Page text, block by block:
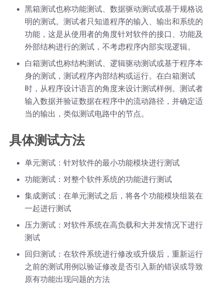
黑箱测试也称功能测试、数据驱动测试或基于规格说
明的测试。测试者只知道程序的输入、输出和系统的
功能，这是从使用者的角度针对软件的接口、功能及
外部结构进行的测试，不考虑程序内部实现逻辑。
白箱测试也称结构测试、逻辑驱动测试或基于程序本
身的测试，测试程序内部结构或运行。在白箱测试
时，从程序设计语言的角度来设计测试样例。测试者
输入数据并验证数据在程序中的流动路径，并确定适
当的输出，类似测试电路中的节点。
具体测试方法
单元测试：针对软件的最小功能模块进行测试
功能测试：对整个软件系统的功能进行测试
集成测试：在单元测试之后，将各个功能模块组装在
一起进行测试
压力测试：对软件系统在高负载和大并发情况下进行
测试
回归测试：在软件系统进行修改或升级后，重新运行
之前的测试用例以验证修改是否引入新的错误或导致
原有功能出现问题的方法